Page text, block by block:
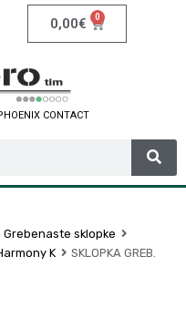
0,00€ 0
HOENIX CONTACT
Grebenaste sklopke
K
SKLOPKA GREB.